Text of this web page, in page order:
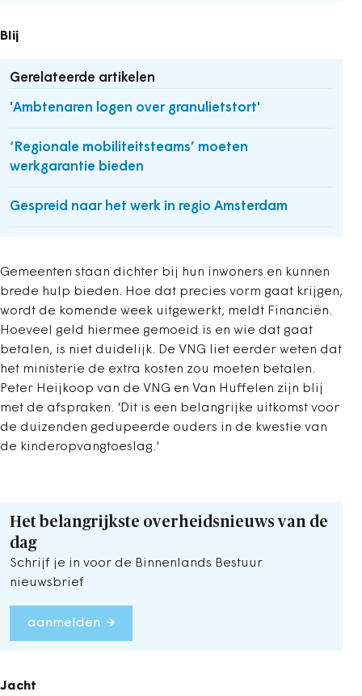
Blij
Gerelateerde artikelen
'Ambtenaren logen over granulietstort'
‘Regionale mobiliteitsteams’ moeten
werkgarantie bieden
Gespreid naar het werk in regio Amsterdam
Gemeenten staan dichter bij hun inwoners en kunnen
brede hulp bieden. Hoe dat precies vorm gaat krijgen,
wordt de komende week uitgewerkt, meldt Financiën.
Hoeveel geld hiermee gemoeid is en wie dat gaat
betalen, is niet duidelijk. De VNG liet eerder weten dat
het ministerie de extra kosten zou moeten betalen.
Peter Heijkoop van de VNG en Van Huffelen zijn blij
met de afspraken. 'Dit is een belangrijke uitkomst voor
de duizenden gedupeerde ouders in de kwestie van
de kinderopvangtoeslag.'
Het belangrijkste overheidsnieuws van de
dag
Schrijf je in voor de Binnenlands Bestuur
nieuwsbrief
aanmelden
Jacht